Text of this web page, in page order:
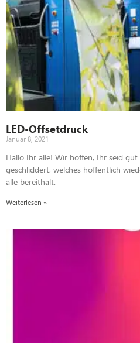
LED-Offsetdruck
Januar 8, 2021
Hallo Ihr alle! Wir hoffen, Ihr seid
geschliddert, welches hoffentlich
alle bereithält.
Weiterlesen »